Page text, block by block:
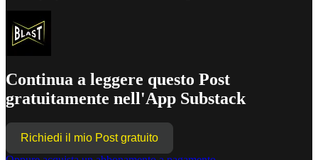
Continua a leggere questo Post
gratuitamente nell'App Substack
Richiedi il mio Post gratuito